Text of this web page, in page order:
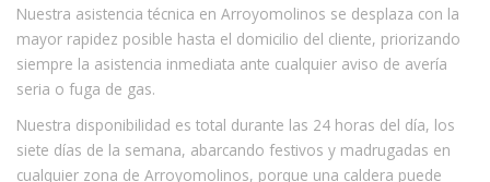
Nuestra asistencia técnica en Arroyomolinos se desplaza con la
mayor rapidez posible hasta el domicilio del cliente, priorizando
siempre la asistencia inmediata ante cualquier aviso de avería
seria o fuga de gas.
Nuestra disponibilidad es total durante las 24 horas del día, los
siete días de la semana, abarcando festivos y madrugadas en
cualquier zona de Arroyomolinos, porque una caldera puede